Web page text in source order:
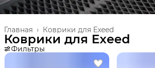
Коврики для Exeed
Главная ›
Коврики для Exeed
Фильтры